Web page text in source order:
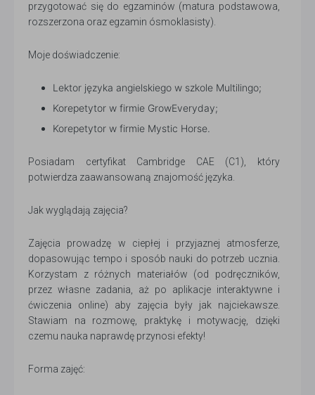
przygotować się do egzaminów (matura podstawowa,
rozszerzona oraz egzamin ósmoklasisty).
Moje doświadczenie:
Lektor języka angielskiego w szkole Multilingo;
Korepetytor w firmie GrowEveryday;
Korepetytor w firmie Mystic Horse.
Posiadam certyfikat Cambridge CAE (C1), który
potwierdza zaawansowaną znajomość języka.
Jak wyglądają zajęcia?
Zajęcia prowadzę w ciepłej i przyjaznej atmosferze,
dopasowując tempo i sposób nauki do potrzeb ucznia.
Korzystam z różnych materiałów (od podręczników,
przez własne zadania, aż po aplikacje interaktywne i
ćwiczenia online) aby zajęcia były jak najciekawsze.
Stawiam na rozmowę, praktykę i motywację, dzięki
czemu nauka naprawdę przynosi efekty!
Forma zajęć: